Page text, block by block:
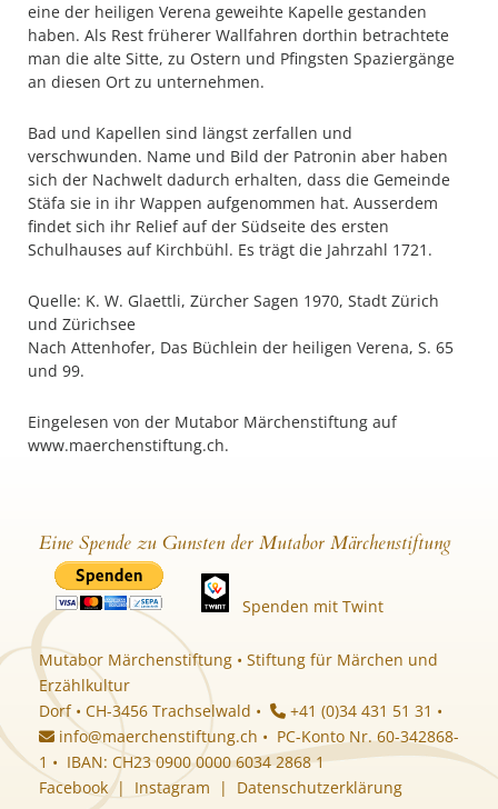
eine der heiligen Verena geweihte Kapelle gestanden
haben. Als Rest früherer Wallfahren dorthin betrachtete
man die alte Sitte, zu Ostern und Pfingsten Spaziergänge
an diesen Ort zu unternehmen.
Bad und Kapellen sind längst zerfallen und
verschwunden. Name und Bild der Patronin aber haben
sich der Nachwelt dadurch erhalten, dass die Gemeinde
Stäfa sie in ihr Wappen aufgenommen hat. Ausserdem
findet sich ihr Relief auf der Südseite des ersten
Schulhauses auf Kirchbühl. Es trägt die Jahrzahl 1721.
Quelle: K. W. Glaettli, Zürcher Sagen 1970, Stadt Zürich
und Zürichsee
Nach Attenhofer, Das Büchlein der heiligen Verena, S. 65
und 99.
Eingelesen von der Mutabor Märchenstiftung auf
www.maerchenstiftung.ch.
Eine Spende zu Gunsten der Mutabor Märchenstiftung
Spenden mit Twint
Mutabor Märchenstiftung • Stiftung für Märchen und
Erzählkultur
Dorf • CH-3456 Trachselwald •
+41 (0)34 431 51 31 •
info@maerchenstiftung.ch • PC-Konto Nr. 60-342868-
1 • IBAN: CH23 0900 0000 6034 2868 1
Facebook| Instagram | Datenschutzerklärung